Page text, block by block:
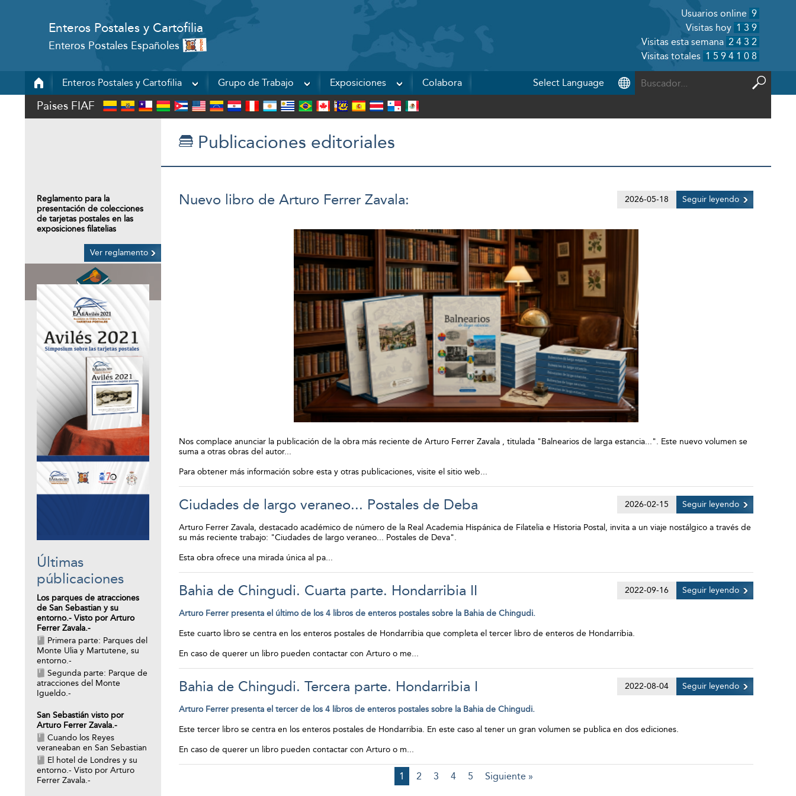
Enteros Postales y Cartofilia
Enteros Postales Españoles
Usuarios online 9
Visitas hoy 139
Visitas esta semana 2432
Visitas totales 1594108
Enteros Postales y Cartofilia Grupo de Trabajo Exposiciones Colabora
Paises FIAF
Reglamento para la
presentación de colecciones
de tarjetas postales en las
exposiciones filatelias
Ver reglamento
Últimas
públicaciones
Los parques de atracciones
de San Sebastian y su
entorno.- Visto por Arturo
Ferrer Zavala.-
Primera parte: Parques del
Monte Ulia y Martutene, su
entorno.-
Segunda parte: Parque de
atracciones del Monte
Igueldo.-
San Sebastián visto por
Arturo Ferrer Zavala.-
Cuando los Reyes
veraneaban en San Sebastian
El hotel de Londres y su
entorno.- Visto por Arturo
Ferrer Zavala.-
Publicaciones editoriales
Nuevo libro de Arturo Ferrer Zavala:
Nos complace anunciar la publicación de la obra más reciente de Arturo Ferrer Zavala , titulada "Balnearios de larga estancia...". Este nuevo volumen se
suma a otras obras del autor...
Para obtener más información sobre esta y otras publicaciones, visite el sitio web...
2026-05-18 Seguir leyendo
Ciudades de largo veraneo... Postales de Deba
Arturo Ferrer Zavala, destacado académico de número de la Real Academia Hispánica de Filatelia e Historia Postal, invita a un viaje nostálgico a través de
su más reciente trabajo: "Ciudades de largo veraneo... Postales de Deva".
Esta obra ofrece una mirada única al pa...
2026-02-15 Seguir leyendo
Bahia de Chingudi. Cuarta parte. Hondarribia II
Arturo Ferrer presenta el último de los 4 libros de enteros postales sobre la Bahia de Chingudi.
Este cuarto libro se centra en los enteros postales de Hondarribia que completa el tercer libro de enteros de Hondarribia.
En caso de querer un libro pueden contactar con Arturo o me...
2022-09-16 Seguir leyendo
Bahia de Chingudi. Tercera parte. Hondarribia I
Arturo Ferrer presenta el tercer de los 4 libros de enteros postales sobre la Bahia de Chingudi.
Este tercer libro se centra en los enteros postales de Hondarribia. En este caso al tener un gran volumen se publica en dos ediciones.
En caso de querer un libro pueden contactar con Arturo o m...
2022-08-04 Seguir leyendo
1 2 3 4 5 Siguiente »